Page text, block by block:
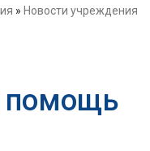
» Новости учреждения
помощь